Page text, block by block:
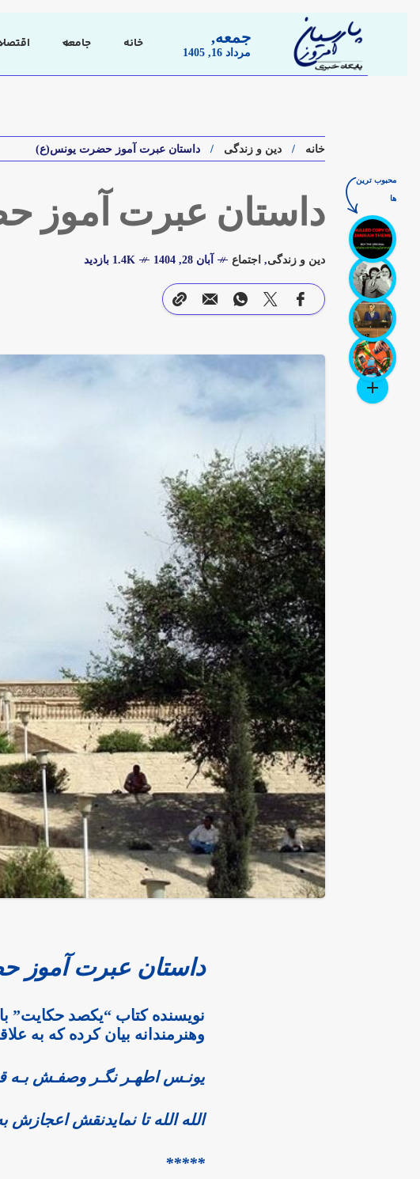
جمعه,
مرداد 16, 1405
خانه جامعه
خانه دین و زندگی داستان عبرت آموز حضرت یونس(ع)
داستان عبرت آموز
دین و زندگی, اجتماع آبان 28, 1404 1.4K بازدید
داستان عبرت
نویسنده کتاب “یکصد حکایت”
وهنرمندانه بیان کرده که به
یونـس اطهـر نگـر وصفـش بـه
الله الله تا نمایدنقش اعجازش
*****
محبوب ترین
ها